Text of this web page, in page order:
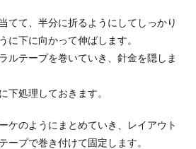
てて、半分に折るようにしてしっかり
に下に向かって伸ばします。
ルテープを巻いていき、針金を隠しま
下処理しておきます。
ケのようにまとめていき、レイアウト
ープで巻き付けて固定します。